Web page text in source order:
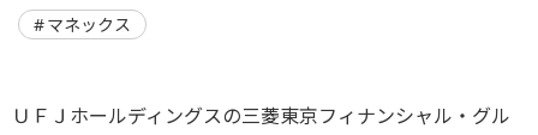
マネックス
ＵＦＪホールディングスの三菱東京フィナンシャル・グル